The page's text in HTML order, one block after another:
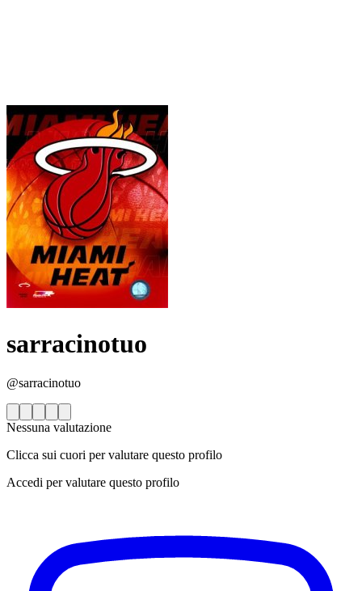
sarracinotuo
@sarracinotuo
Nessuna valutazione
Clicca sui cuori per valutare questo profilo
Accedi per valutare questo profilo